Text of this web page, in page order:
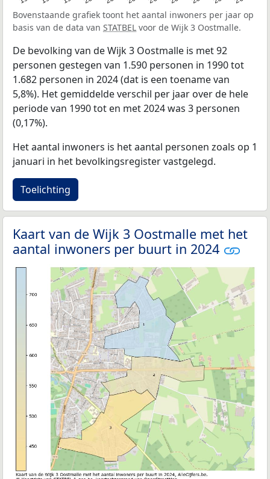
Bovenstaande grafiek toont het aantal inwoners per jaar op
basis van de data van STATBEL voor de Wijk 3 Oostmalle.
De bevolking van de Wijk 3 Oostmalle is met 92
personen gestegen van 1.590 personen in 1990 tot
1.682 personen in 2024 (dat is een toename van
5,8%). Het gemiddelde verschil per jaar over de hele
periode van 1990 tot en met 2024 was 3 personen
(0,17%).
Het aantal inwoners is het aantal personen zoals op 1
januari in het bevolkingsregister vastgelegd.
Toelichting
Kaart van de Wijk 3 Oostmalle met het
aantal inwoners per buurt in 2024